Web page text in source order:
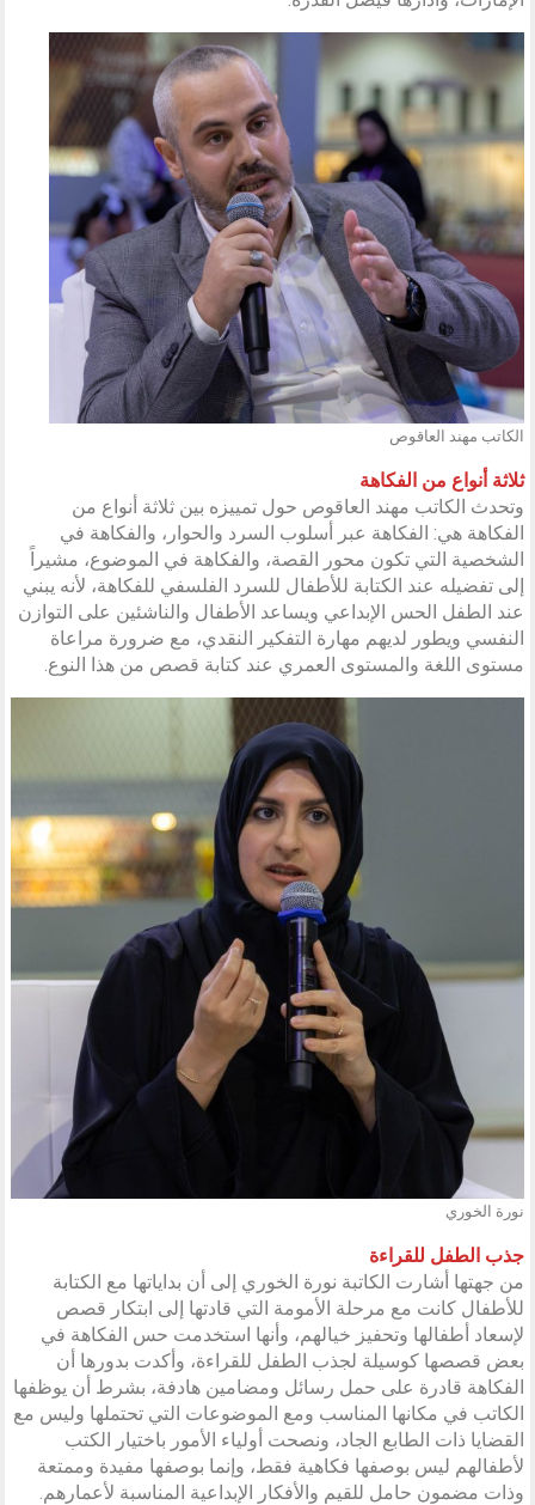
الكاتب مهند العاقوص
ثلاثة أنواع من الفكاهة
وتحدث الكاتب مهند العاقوص حول تمييزه بين ثلاثة أنواع من
الفكاهة هي: الفكاهة عبر أسلوب السرد والحوار، والفكاهة في
الشخصية التي تكون محور القصة، والفكاهة في الموضوع، مشيراً
إلى تفضيله عند الكتابة للأطفال للسرد الفلسفي للفكاهة، لأنه يبني
عند الطفل الحس الإبداعي ويساعد الأطفال والناشئين على التوازن
النفسي ويطور لديهم مهارة التفكير النقدي، مع ضرورة مراعاة
مستوى اللغة والمستوى العمري عند كتابة قصص من هذا النوع.
نورة الخوري
جذب الطفل للقراءة
من جهتها أشارت الكاتبة نورة الخوري إلى أن بداياتها مع الكتابة
للأطفال كانت مع مرحلة الأمومة التي قادتها إلى ابتكار قصص
لإسعاد أطفالها وتحفيز خيالهم، وأنها استخدمت حس الفكاهة في
بعض قصصها كوسيلة لجذب الطفل للقراءة، وأكدت بدورها أن
الفكاهة قادرة على حمل رسائل ومضامين هادفة، بشرط أن يوظفها
الكاتب في مكانها المناسب ومع الموضوعات التي تحتملها وليس مع
القضايا ذات الطابع الجاد، ونصحت أولياء الأمور باختيار الكتب
لأطفالهم ليس بوصفها فكاهية فقط، وإنما بوصفها مفيدة وممتعة
وذات مضمون حامل للقيم والأفكار الإبداعية المناسبة لأعمارهم.